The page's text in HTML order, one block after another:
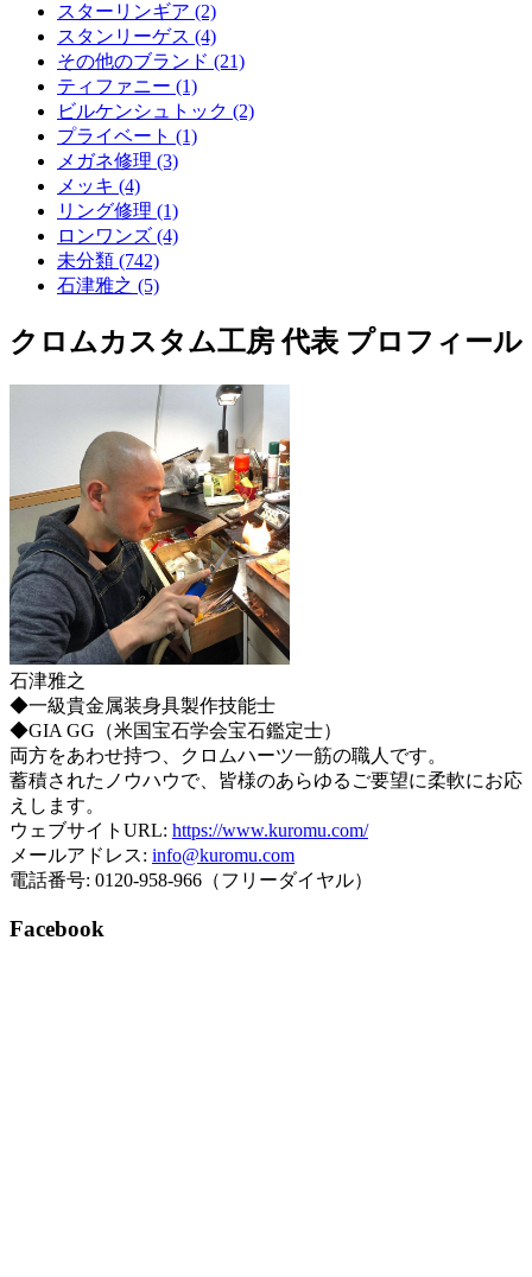
スターリンギア (2)
スタンリーゲス (4)
その他のブランド (21)
ティファニー (1)
ビルケンシュトック (2)
プライベート (1)
メガネ修理 (3)
メッキ (4)
リング修理 (1)
ロンワンズ (4)
未分類 (742)
石津雅之 (5)
クロムカスタム工房 代表 プロフィール
石津雅之
◆一級貴金属装身具製作技能士
◆GIA GG（米国宝石学会宝石鑑定士）
両方をあわせ持つ、クロムハーツ一筋の職人です。
蓄積されたノウハウで、皆様のあらゆるご要望に柔軟にお応
えします。
ウェブサイトURL: https://www.kuromu.com/
メールアドレス: info@kuromu.com
電話番号: 0120-958-966（フリーダイヤル）
Facebook